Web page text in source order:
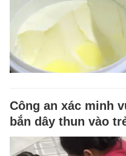
Công an xác minh
bắn dây thun vào